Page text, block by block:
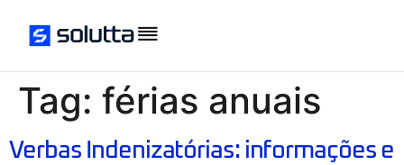
Tag: férias anuais
Verbas Indenizatórias: informações e